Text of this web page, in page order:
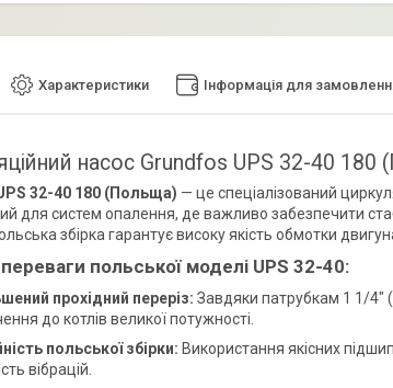
Характеристики Інформація для
насос Grundfos UPS 32-40
32-40 180 (Польща) — це спеціалізований
для систем опалення, де важливо забезпечити
збірка гарантує високу якість обмотки
польської моделі UPS 32-40:
прохідний переріз: Завдяки патрубкам 1 1/4"
до котлів великої потужності.
польської збірки: Використання якісних
вібрацій.